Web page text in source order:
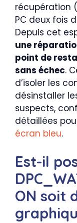
récupération
PC deux fois
Depuis cet
une
point de
sans échec.
d’isoler les
désinstaller
suspects,
détaillées
écran bleu.
Est-il
ON soit